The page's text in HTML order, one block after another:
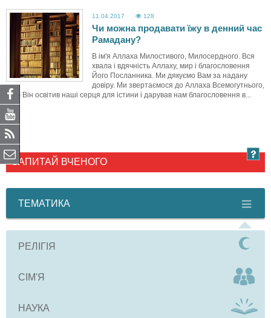
11.04.2017 128
Чи можна продавати їжу в денний час
Рамадану?
В ім'я Аллаха Милостивого, Милосердного. Вся
хвала і вдячність Аллаху, мир і благословення
Його Посланника. Ми дякуємо Вам за надану
довіру. Ми звертаємося до Аллаха Всемогутнього,
щоб Він освітив наші серця для істини і дарував нам благословення в...
ЗАПИТАЙ ВЧЕНОГО
ТЕМАТИКА
РЕЛІГІЯ
СІМ'Я
НАУКА